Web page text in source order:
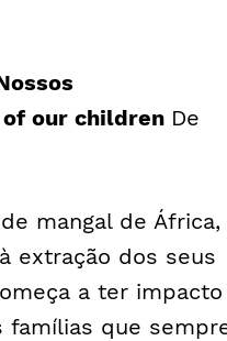
our children De
mangal de África,
extração dos seus
a ter impacto
famílias que